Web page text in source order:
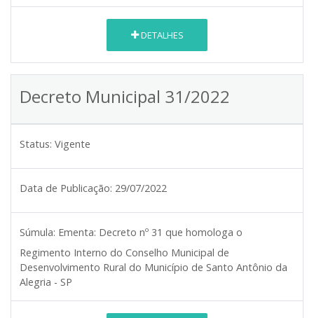
DETALHES
Decreto Municipal 31/2022
Status: Vigente
Data de Publicação: 29/07/2022
Súmula: Ementa: Decreto nº 31 que homologa o
Regimento Interno do Conselho Municipal de
Desenvolvimento Rural do Município de Santo Antônio da
Alegria - SP